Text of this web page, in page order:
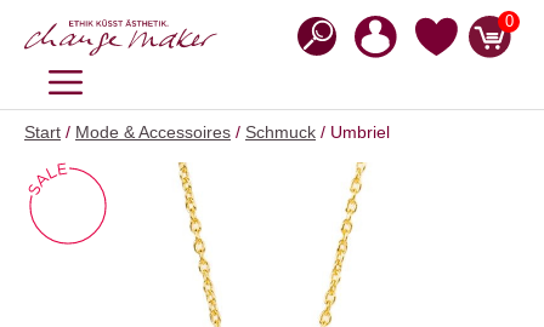
Inhalt
0
MENÜ
Start / Mode & Accessoires / Schmuck / Umbriel